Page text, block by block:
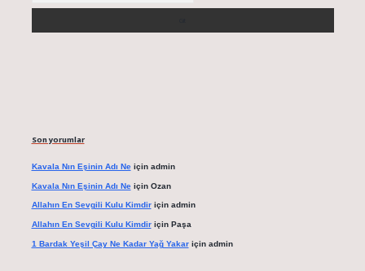
Son yorumlar
Kavala Nın Eşinin Adı Neiçin admin
Kavala Nın Eşinin Adı Neiçin Ozan
Allahın En Sevgili Kulu Kimdiriçin admin
Allahın En Sevgili Kulu Kimdiriçin Paşa
1 Bardak Yeşil Çay Ne Kadar Yağ Yakariçin admin